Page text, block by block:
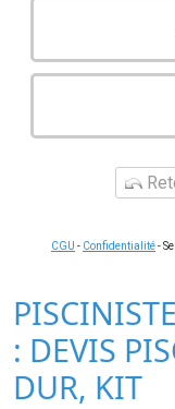
CGU - Confidentialité-
: DEVIS
DUR, KIT